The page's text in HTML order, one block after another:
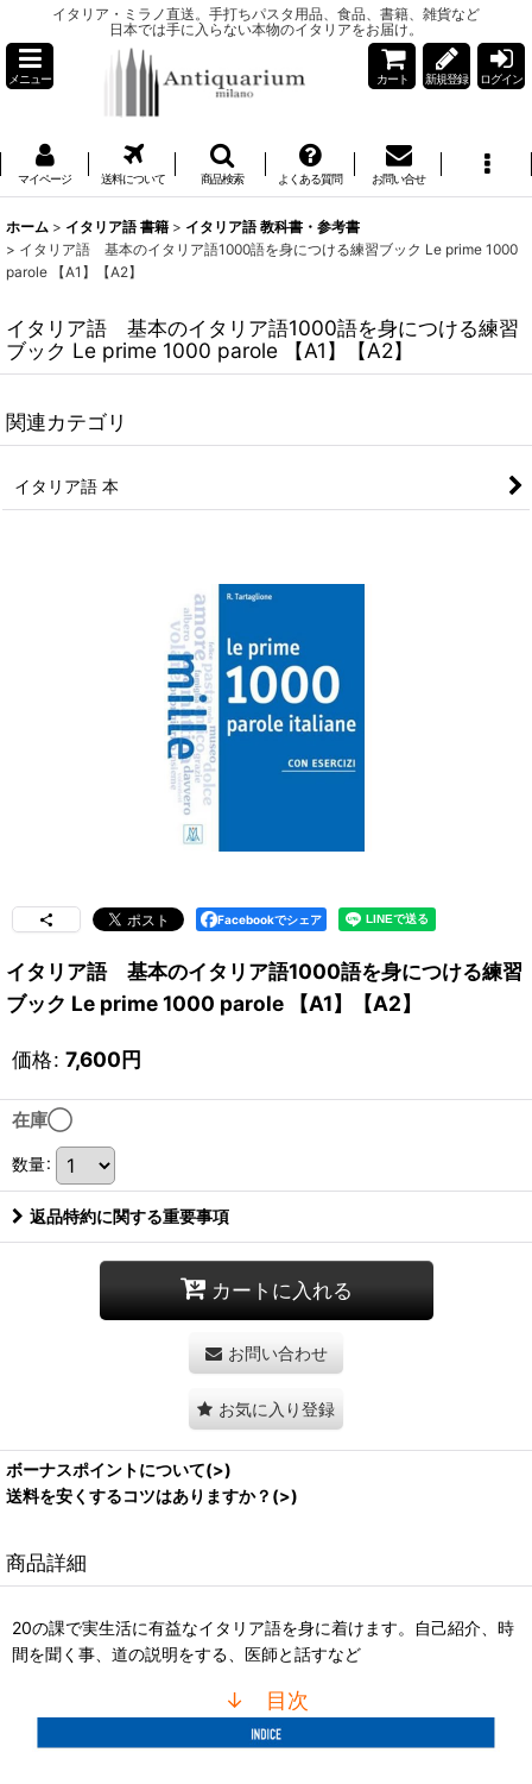
イタリア・ミラノ直送。手打ちパスタ用品、食品、書籍、雑貨など
日本では手に入らない本物のイタリアをお届け。
メニュー カート 新規登録 ログイン
マイページ 送料について 商品検索 よくある質問 お問い合せ
ホーム > イタリア語 書籍 > イタリア語 教科書・参考書
> イタリア語 基本のイタリア語1000語を身につける練習ブック Le prime 1000
parole 【A1】【A2】
イタリア語 基本のイタリア語1000語を身につける練習
ブック Le prime 1000 parole 【A1】【A2】
関連カテゴリ
イタリア語 本
Facebookでシェア
イタリア語 基本のイタリア語1000語を身につける練習
ブック Le prime 1000 parole 【A1】【A2】
価格: 7,600円
在庫◯
数量:
返品特約に関する重要事項
カートに入れる
お問い合わせ
お気に入り登録
ボーナスポイントについて(>)
送料を安くするコツはありますか？(>)
商品詳細
20の課で実生活に有益なイタリア語を身に着けます。自己紹介、時
間を聞く事、道の説明をする、医師と話すなど
↓ 目次